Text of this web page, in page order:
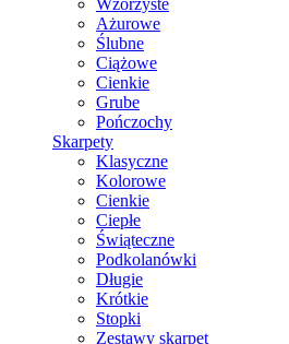
Wzorzyste
Ażurowe
Ślubne
Ciążowe
Cienkie
Grube
Pończochy
Skarpety
Klasyczne
Kolorowe
Cienkie
Ciepłe
Świąteczne
Podkolanówki
Długie
Krótkie
Stopki
Zestawy skarpet